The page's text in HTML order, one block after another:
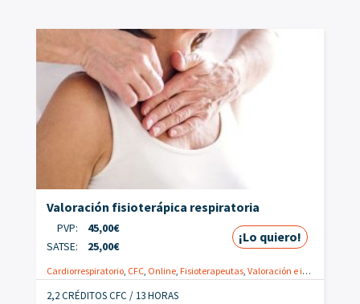
Valoración fisioterápica respiratoria
PVP: 45,00€
SATSE:
25,00€
¡Lo quiero!
Cardiorrespiratorio, CFC, Online, Fisioterapeutas, Valoración e imagen clínica
2,2 CRÉDITOS CFC / 13 HORAS